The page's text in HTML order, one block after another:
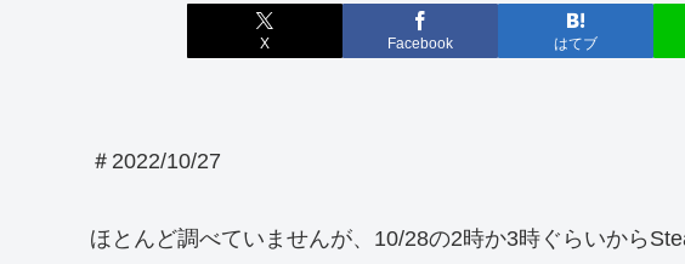
X Facebook はてブ
＃2022/10/27
ほとんど調べていませんが、10/28の2時か3時ぐらいから